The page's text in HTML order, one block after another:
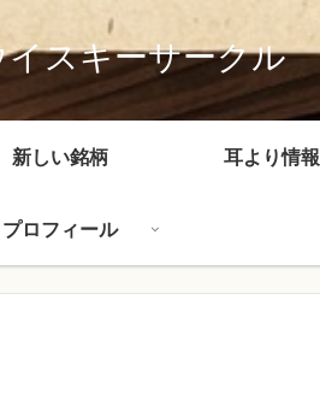
スキーサークル
新しい銘柄 耳より情報
プロフィール